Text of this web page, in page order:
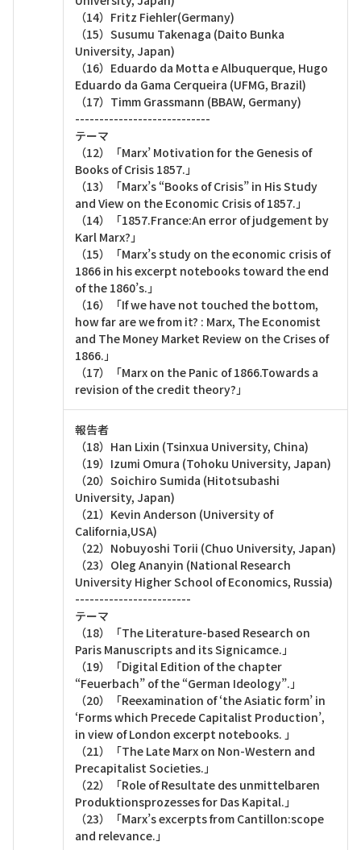
（14）Fritz Fiehler(Germany)
（15）Susumu Takenaga (Daito Bunka
University, Japan)
（16）Eduardo da Motta e Albuquerque, Hugo
Eduardo da Gama Cerqueira (UFMG, Brazil)
（17）Timm Grassmann (BBAW, Germany)
----------------------------
テーマ
（12）「Marx’ Motivation for the Genesis of
Books of Crisis 1857.」
（13）「Marx’s “Books of Crisis” in His Study
and View on the Economic Crisis of 1857.」
（14）「1857.France:An error of judgement by
Karl Marx?」
（15）「Marx’s study on the economic crisis of
1866 in his excerpt notebooks toward the end
of the 1860’s.」
（16）「If we have not touched the bottom,
how far are we from it? : Marx, The Economist
and The Money Market Review on the Crises of
1866.」
（17）「Marx on the Panic of 1866.Towards a
revision of the credit theory?」
報告者
（18）Han Lixin (Tsinxua University, China)
（19）Izumi Omura (Tohoku University, Japan)
（20）Soichiro Sumida (Hitotsubashi
University, Japan)
（21）Kevin Anderson (University of
California,USA)
（22）Nobuyoshi Torii (Chuo University, Japan)
（23）Oleg Ananyin (National Research
University Higher School of Economics, Russia)
------------------------
テーマ
（18）「The Literature-based Research on
Paris Manuscripts and its Signicamce.」
（19）「Digital Edition of the chapter
“Feuerbach” of the “German Ideology”.」
（20）「Reexamination of ‘the Asiatic form’ in
‘Forms which Precede Capitalist Production’,
in view of London excerpt notebooks. 」
（21）「The Late Marx on Non-Western and
Precapitalist Societies.」
（22）「Role of Resultate des unmittelbaren
Produktionsprozesses for Das Kapital.」
（23）「Marx’s excerpts from Cantillon:scope
and relevance.」